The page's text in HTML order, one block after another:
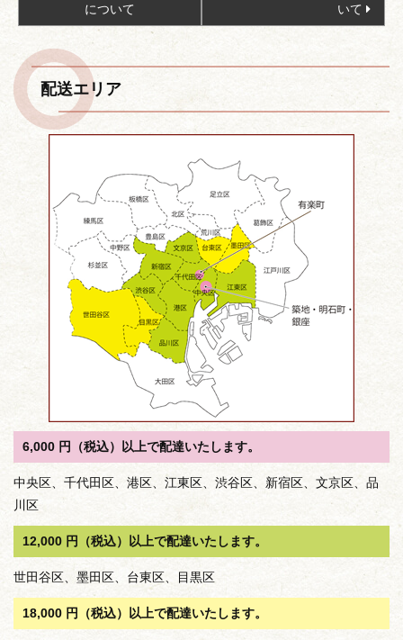
ビ
ゲ
ー
シ
ョ
について
いて
配送エリア
6,000 円（税込）以上で配達いたします。
中央区、千代田区、港区、江東区、渋谷区、新宿区、文京区、品
川区
12,000 円（税込）以上で配達いたします。
世田谷区、墨田区、台東区、目黒区
18,000 円（税込）以上で配達いたします。